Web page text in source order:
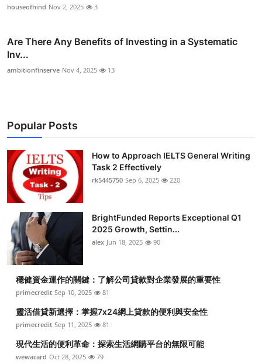
houseofhind Nov 2, 2025 3
Are There Any Benefits of Investing in a Systematic
Inv...
ambitionfinserve Nov 4, 2025 13
Popular Posts
How to Approach IELTS General Writing
Task 2 Effectively
rk5445750 Sep 6, 2025 220
BrightFunded Reports Exceptional Q1
2025 Growth, Settin...
alex Jun 18, 2025 90
穩健資金運作的關鍵：了解公司貸款對企業發展的重要性
primecredit Sep 10, 2025 81
靈活借貸新選擇：掌握7x24網上貸款的便利與安全性
primecredit Sep 11, 2025 81
現代生活的便利革命：探索生活網購平台的無限可能
wewacard Oct 28, 2025 79